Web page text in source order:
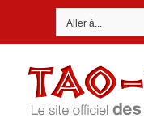
Aller à...